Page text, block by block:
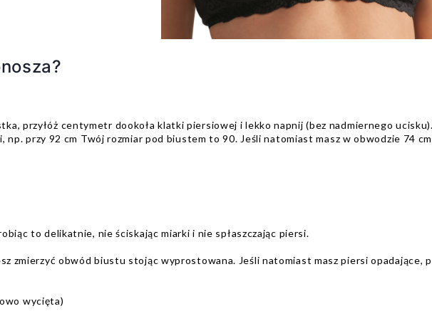
przyłóż centymetr dookoła klatki piersiowej i lekko napnij (bez nadmiernego
przy 92 cm Twój rozmiar pod biustem to 90. Jeśli natomiast masz w obwodzie 74
to delikatnie, nie ściskając miarki i nie spłaszczając piersi.
zmierzyć obwód biustu stojąc wyprostowana. Jeśli natomiast masz piersi opadające,
wycięta)